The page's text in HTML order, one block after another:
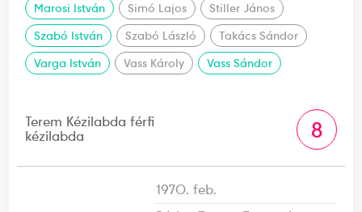
Marosi István
Simó Lajos
Stiller János
Szabó István
Szabó László
Takács Sándor
Varga István
Vass Károly Vass Sándor
Terem Kézilabda férfi
kézilabda
8
1970. feb.